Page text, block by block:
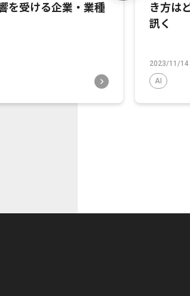
を受ける企業・業種
き方は
訊く
2023/11/14
AI